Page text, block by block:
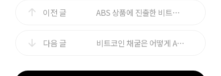
이전 글 ABS 상품에 진출한 비트코인…알고보면 득보다는 ‘독’?
다음 글 비트코인 채굴은 어떻게 AI 데이터센터를 보완하는가